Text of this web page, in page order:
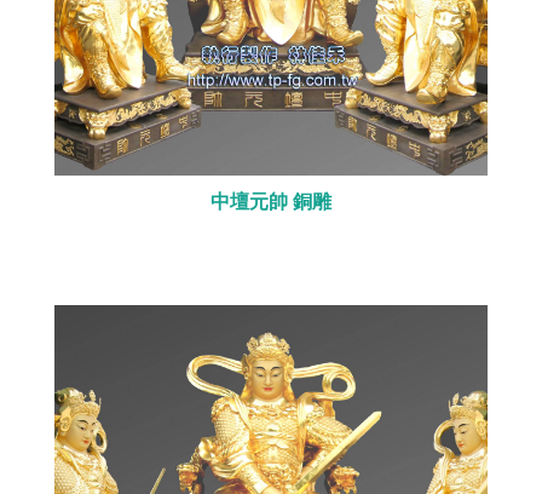
中壇元帥 銅雕